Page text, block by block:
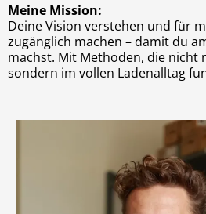
Meine Mission:
Deine Vision verstehen und für
zugänglich machen – damit du
machst. Mit Methoden, die nicht
sondern im vollen Ladenalltag